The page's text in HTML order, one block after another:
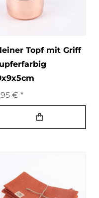
Topf mit Griff
€ *